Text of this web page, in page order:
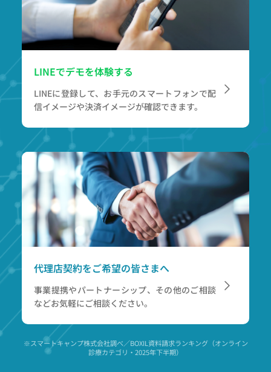
LINEでデモを体験する
LINEに登録して、お手元のスマートフォンで配
信イメージや決済イメージが確認できます。
代理店契約をご希望の皆さまへ
事業提携やパートナーシップ、その他のご相談
などお気軽にご相談ください。
※スマートキャンプ株式会社調べ／BOXIL資料請求ランキング（オンライン
診療カテゴリ・2025年下半期）